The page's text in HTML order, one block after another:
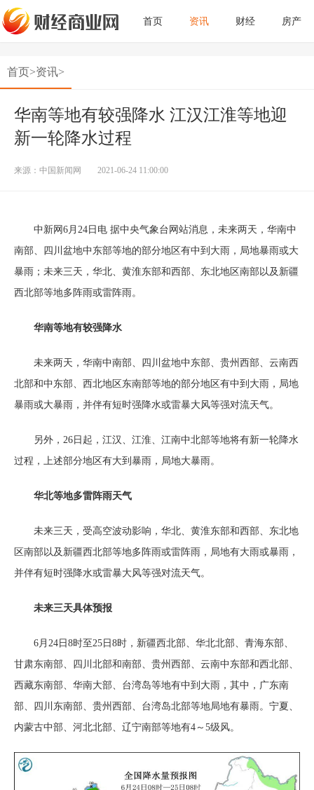
首页 资讯 财经 房产
首页>资讯>
华南等地有较强降水 江汉江淮等地迎
新一轮降水过程
来源：中国新闻网 2021-06-24 11:00:00
中新网6月24日电 据中央气象台网站消息，未来两天，华南中
南部、四川盆地中东部等地的部分地区有中到大雨，局地暴雨或大
暴雨；未来三天，华北、黄淮东部和西部、东北地区南部以及新疆
西北部等地多阵雨或雷阵雨。
华南等地有较强降水
未来两天，华南中南部、四川盆地中东部、贵州西部、云南西
北部和中东部、西北地区东南部等地的部分地区有中到大雨，局地
暴雨或大暴雨，并伴有短时强降水或雷暴大风等强对流天气。
另外，26日起，江汉、江淮、江南中北部等地将有新一轮降水
过程，上述部分地区有大到暴雨，局地大暴雨。
华北等地多雷阵雨天气
未来三天，受高空波动影响，华北、黄淮东部和西部、东北地
区南部以及新疆西北部等地多阵雨或雷阵雨，局地有大雨或暴雨，
并伴有短时强降水或雷暴大风等强对流天气。
未来三天具体预报
6月24日8时至25日8时，新疆西北部、华北北部、青海东部、
甘肃东南部、四川北部和南部、贵州西部、云南中东部和西北部、
西藏东南部、华南大部、台湾岛等地有中到大雨，其中，广东南
部、四川东南部、贵州西部、台湾岛北部等地局地有暴雨。宁夏、
内蒙古中部、河北北部、辽宁南部等地有4～5级风。